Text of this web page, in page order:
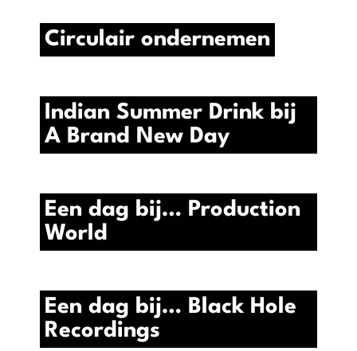
Circulair ondernemen
Indian Summer Drink bij
A Brand New Day
Een dag bij… Production
World
Een dag bij… Black Hole
Recordings